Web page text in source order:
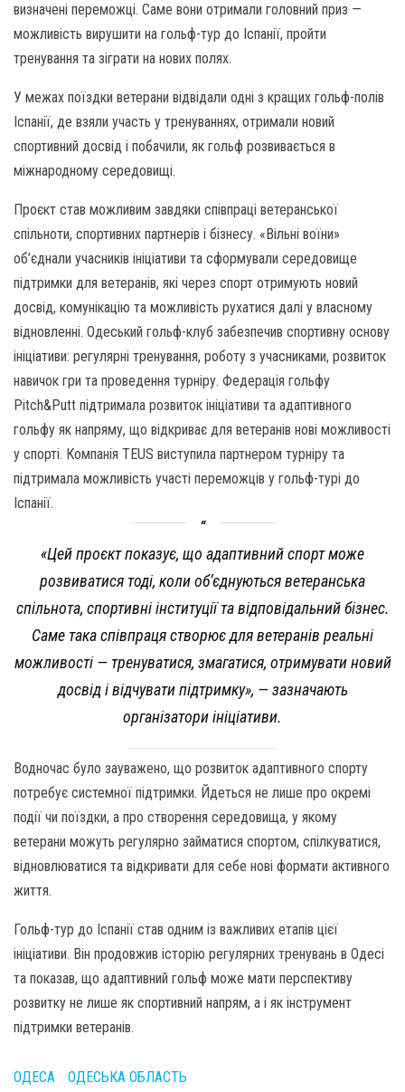
визначені переможці. Саме вони отримали головний приз —
можливість вирушити на гольф-тур до Іспанії, пройти
тренування та зіграти на нових полях.
У межах поїздки ветерани відвідали одні з кращих гольф-полів
Іспанії, де взяли участь у тренуваннях, отримали новий
спортивний досвід і побачили, як гольф розвивається в
міжнародному середовищі.
Проєкт став можливим завдяки співпраці ветеранської
спільноти, спортивних партнерів і бізнесу. «Вільні воїни»
об’єднали учасників ініціативи та сформували середовище
підтримки для ветеранів, які через спорт отримують новий
досвід, комунікацію та можливість рухатися далі у власному
відновленні. Одеський гольф-клуб забезпечив спортивну основу
ініціативи: регулярні тренування, роботу з учасниками, розвиток
навичок гри та проведення турніру. Федерація гольфу
Pitch&Putt підтримала розвиток ініціативи та адаптивного
гольфу як напряму, що відкриває для ветеранів нові можливості
у спорті. Компанія TEUS виступила партнером турніру та
підтримала можливість участі переможців у гольф-турі до
Іспанії.
«Цей проєкт показує, що адаптивний спорт може
розвиватися тоді, коли об’єднуються ветеранська
спільнота, спортивні інституції та відповідальний бізнес.
Саме така співпраця створює для ветеранів реальні
можливості — тренуватися, змагатися, отримувати новий
досвід і відчувати підтримку», — зазначають
організатори ініціативи.
Водночас було зауважено, що розвиток адаптивного спорту
потребує системної підтримки. Йдеться не лише про окремі
події чи поїздки, а про створення середовища, у якому
ветерани можуть регулярно займатися спортом, спілкуватися,
відновлюватися та відкривати для себе нові формати активного
життя.
Гольф-тур до Іспанії став одним із важливих етапів цієї
ініціативи. Він продовжив історію регулярних тренувань в Одесі
та показав, що адаптивний гольф може мати перспективу
розвитку не лише як спортивний напрям, а і як інструмент
підтримки ветеранів.
ОДЕСА ОДЕСЬКА ОБЛАСТЬ